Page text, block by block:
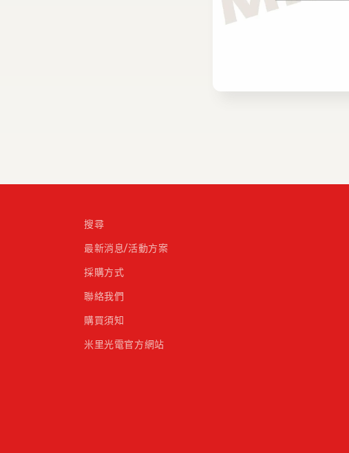
搜尋
最新消息/活動方案
採購方式
聯絡我們
購買須知
米里光電官方網站